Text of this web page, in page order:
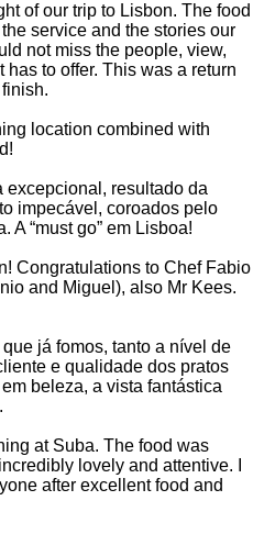
of our trip to Lisbon. The food
service and the stories our
not miss the people, view,
to offer. This was a return
location combined with
excepcional, resultado da
impecável, coroados pelo
A “must go” em Lisboa!
Congratulations to Chef Fabio
and Miguel), also Mr Kees.
já fomos, tanto a nível de
e qualidade dos pratos
beleza, a vista fantástica
at Suba. The food was
lovely and attentive. I
after excellent food and